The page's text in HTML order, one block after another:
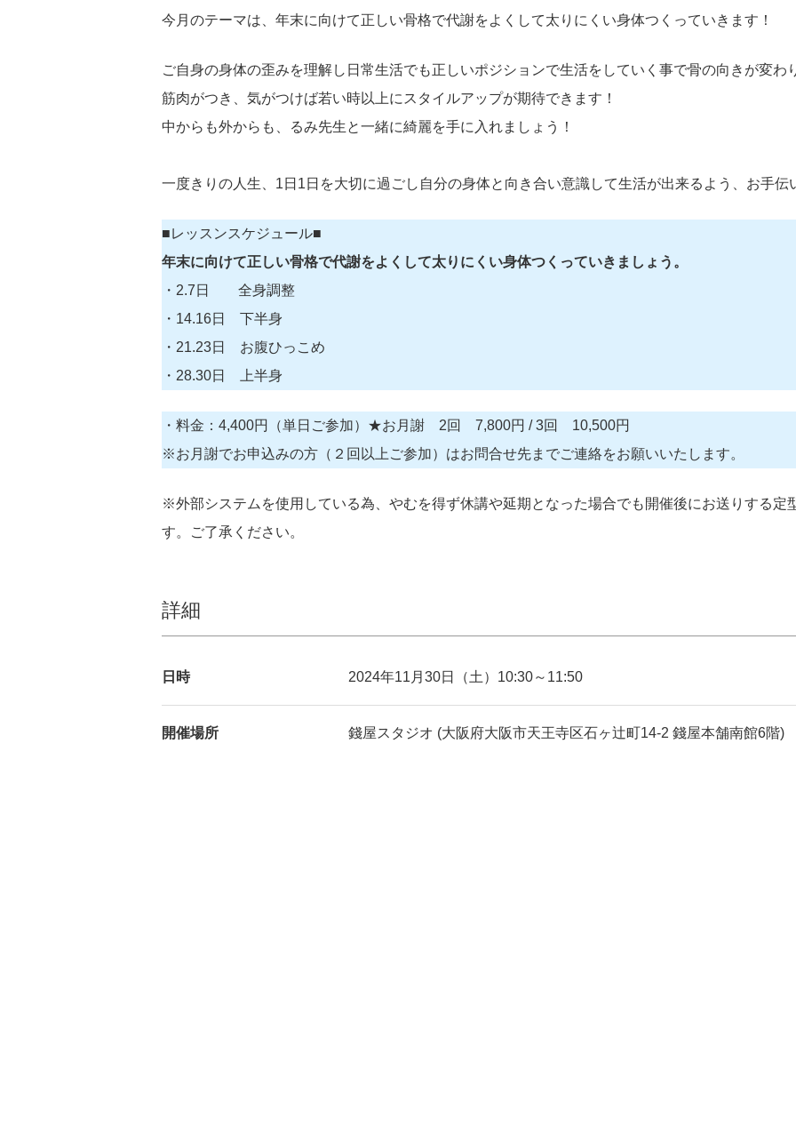
今月のテーマは、年末に向けて正しい骨格で代謝をよくして太りにくい身体つくっていきます！
ご自身の身体の歪みを理解し日常生活でも正しいポジションで生活をしていく事で骨の向きが変わ
筋肉がつき、気がつけば若い時以上にスタイルアップが期待できます！
中からも外からも、るみ先生と一緒に綺麗を手に入れましょう！
一度きりの人生、1日1日を大切に過ごし自分の身体と向き合い意識して生活が出来るよう、お手伝
■レッスンスケジュール■
年末に向けて正しい骨格で代謝をよくして太りにくい身体つくっていきましょう。
・2.7日 全身調整
・14.16日 下半身
・21.23日 お腹ひっこめ
・28.30日 上半身
・料金：4,400円（単日ご参加）★お月謝 2回 7,800円 / 3回 10,500円
※お月謝でお申込みの方（２回以上ご参加）はお問合せ先までご連絡をお願いいたします。
※外部システムを使用している為、やむを得ず休講や延期となった場合でも開催後にお送りする定
す。ご了承ください。
詳細
日時 2024年11月30日（土）10:30～11:50
開催場所 錢屋スタジオ (大阪府大阪市天王寺区石ヶ辻町14-2 錢屋本舗南館6階)